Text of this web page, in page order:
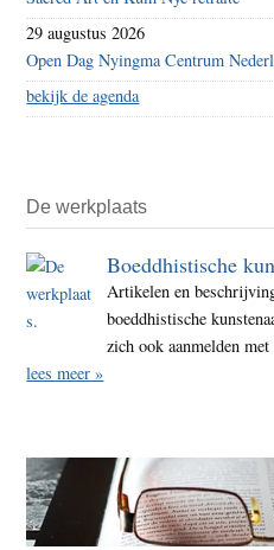
29 augustus 2026
Open Dag Nyingma Centrum
bekijk de agenda
De werkplaats
Boeddhistische
Artikelen en
boeddhistische
zich ook aanmelden
lees meer »